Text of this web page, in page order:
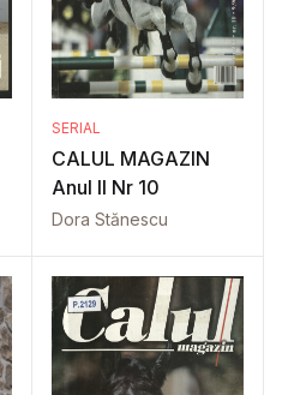
SERIAL
CALUL MAGAZIN
Anul II Nr 10
Dora Stănescu